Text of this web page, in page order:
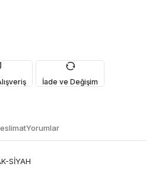
İade ve Değişim
Yorumlar
SİYAH